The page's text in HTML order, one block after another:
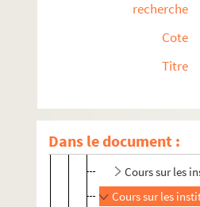
recherche
Cote
Titre
Dans le document :
Vie sociale scientifique
École nationale des
Félix Bourquelot.
Cours de
Ms. 943. Cours
Cours sur les
Cours sur les